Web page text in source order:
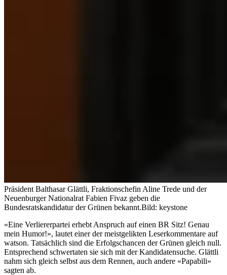
Präsident Balthasar Glättli, Fraktionschefin Aline Trede und der
Neuenburger Nationalrat Fabien Fivaz geben die
Bundesratskandidatur der Grünen bekannt.Bild: keystone
«Eine Verliererpartei erhebt Anspruch auf einen BR Sitz! Genau
mein Humor!», lautet einer der meistgelikten Leserkommentare auf
watson. Tatsächlich sind die Erfolgschancen der Grünen gleich null.
Entsprechend schwertaten sie sich mit der Kandidatensuche. Glättli
nahm sich gleich selbst aus dem Rennen, auch andere «Papabili»
sagten ab.